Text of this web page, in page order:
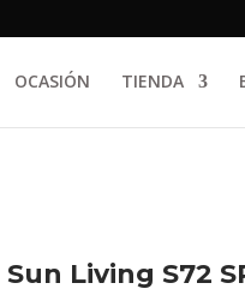
OCASIÓN TIENDA
Living S72